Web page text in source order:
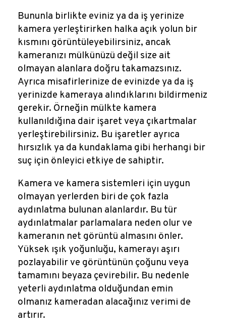
Bununla birlikte eviniz ya da iş yerinize
kamera yerleştirirken halka açık yolun bir
kısmını görüntüleyebilirsiniz, ancak
kameranızı mülkünüzü değil size ait
olmayan alanlara doğru takamazsınız.
Ayrıca misafirlerinize de evinizde ya da iş
yerinizde kameraya alındıklarını bildirmeniz
gerekir. Örneğin mülkte kamera
kullanıldığına dair işaret veya çıkartmalar
yerleştirebilirsiniz. Bu işaretler ayrıca
hırsızlık ya da kundaklama gibi herhangi bir
suç için önleyici etkiye de sahiptir.
Kamera ve kamera sistemleri için uygun
olmayan yerlerden biri de çok fazla
aydınlatma bulunan alanlardır. Bu tür
aydınlatmalar parlamalara neden olur ve
kameranın net görüntü almasını önler.
Yüksek ışık yoğunluğu, kamerayı aşırı
pozlayabilir ve görüntünün çoğunu veya
tamamını beyaza çevirebilir. Bu nedenle
yeterli aydınlatma olduğundan emin
olmanız kameradan alacağınız verimi de
artırır.